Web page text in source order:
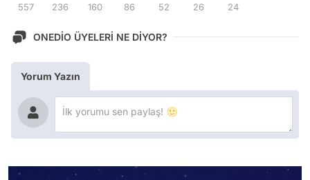
557 236 160 86 52 26 24
ONEDİO ÜYELERİ NE DİYOR?
Yorum Yazın